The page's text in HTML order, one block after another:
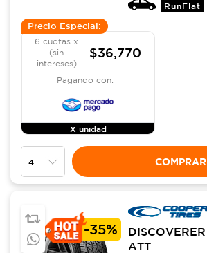
RunFlat
Precio Especial:
6 cuotas x
(sin
intereses)
$36,770
Pagando con:
X unidad
COMPRAR
-35%
DISCOVERER
ATT